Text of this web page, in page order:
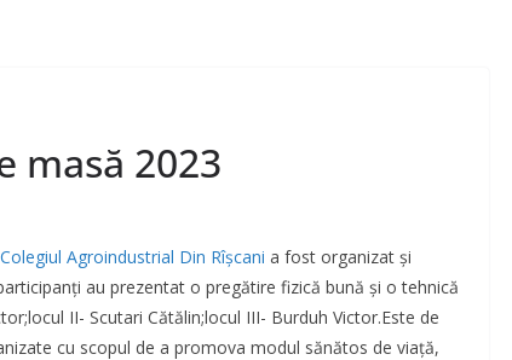
masă 2023
Colegiul Agroindustrial Din Rîşcani a fost organizat și
au prezentat o pregătire fizică bună și o tehnică
II- Scutari Cătălin;locul III- Burduh Victor.Este de
cu scopul de a promova modul sănătos de viaţă,